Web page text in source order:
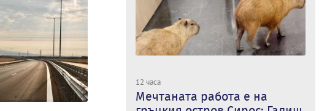
12 часа
Мечтаната работа е на